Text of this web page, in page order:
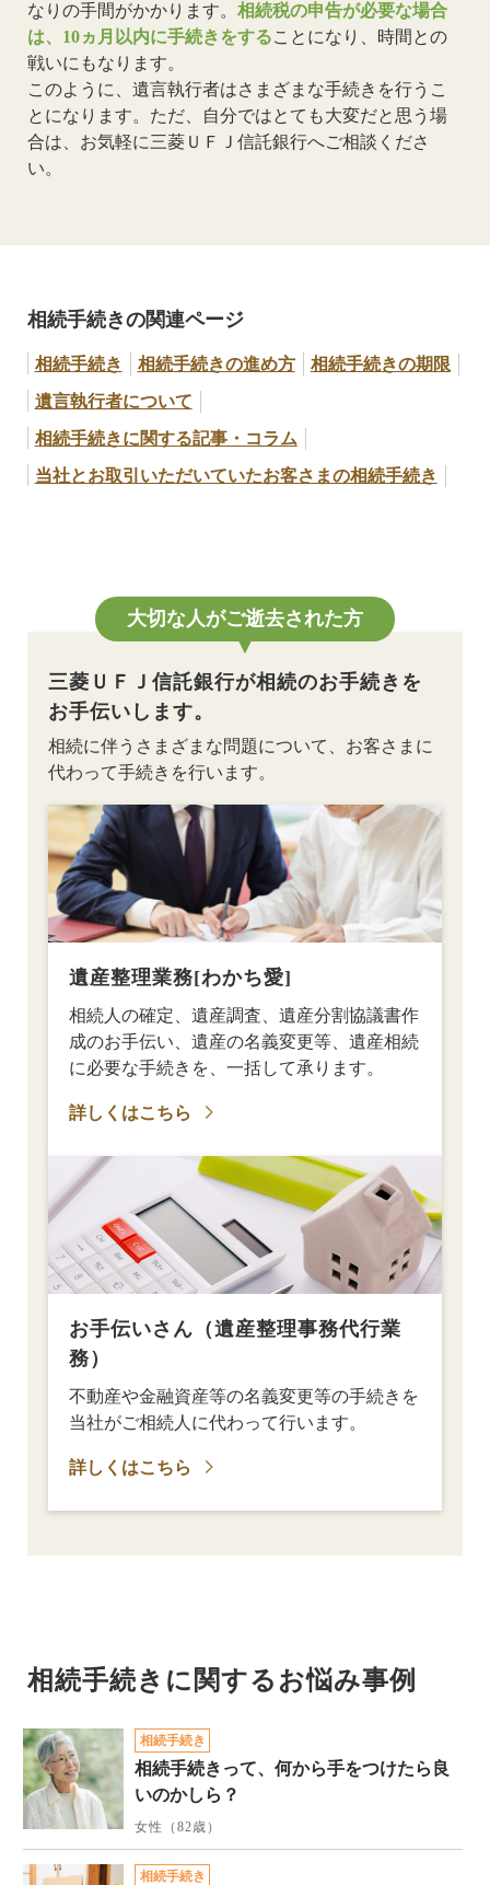
なりの手間がかかります。 相続税の申告が必要な場合
は、10ヵ月以内に手続きをすることになり、時間との
戦いにもなります。
このように、遺言執行者はさまざまな手続きを行うこ
とになります。ただ、自分ではとても大変だと思う場
合は、お気軽に三菱ＵＦＪ信託銀行へご相談くださ
い。
相続手続きの関連ページ
相続手続き 相続手続きの進め方
相続手続きの期限
遺言執行者について
相続手続きに関する記事・コラム
当社とお取引いただいていたお客さまの相続手続き
大切な人がご逝去された方
三菱ＵＦＪ信託銀行が相続のお手続きを
お手伝いします。
相続に伴うさまざまな問題について、お客さまに
代わって手続きを行います。
遺産整理業務[わかち愛]
相続人の確定、遺産調査、遺産分割協議書作
成のお手伝い、遺産の名義変更等、遺産相続
に必要な手続きを、一括して承ります。
詳しくはこちら
お手伝いさん（遺産整理事務代行業
務）
不動産や金融資産等の名義変更等の手続きを
当社がご相続人に代わって行います。
詳しくはこちら
相続手続きに関するお悩み事例
相続手続き
相続手続きって、何から手をつけたら良
いのかしら？
女性（82歳）
相続手続き